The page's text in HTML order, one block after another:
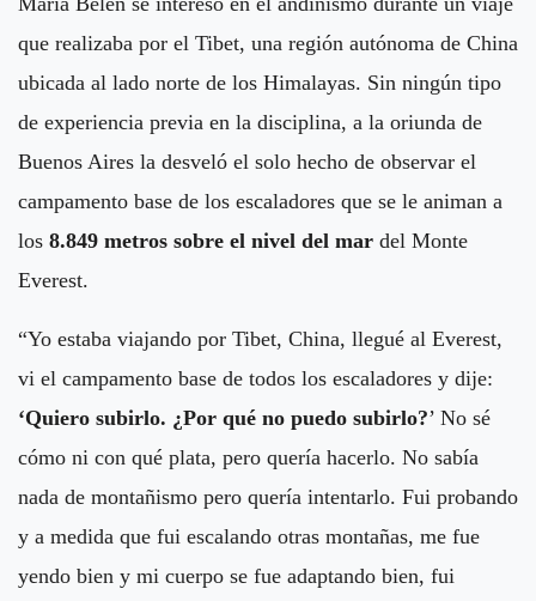
que realizaba por el Tibet, una región autónoma de China
ubicada al lado norte de los Himalayas. Sin ningún tipo
de experiencia previa en la disciplina, a la oriunda de
Buenos Aires la desveló el solo hecho de observar el
campamento base de los escaladores que se le animan a
los 8.849 metros sobre el nivel del mar del Monte
Everest.
“Yo estaba viajando por Tibet, China, llegué al Everest,
vi el campamento base de todos los escaladores y dije:
‘Quiero subirlo. ¿Por qué no puedo subirlo?’ No sé
cómo ni con qué plata, pero quería hacerlo. No sabía
nada de montañismo pero quería intentarlo. Fui probando
y a medida que fui escalando otras montañas, me fue
yendo bien y mi cuerpo se fue adaptando bien, fui